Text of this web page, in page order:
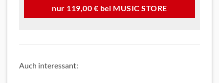
nur 119,00 € bei MUSIC STORE
Auch interessant: